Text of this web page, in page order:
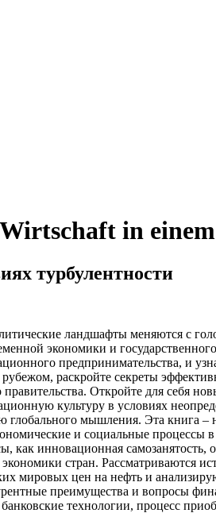
in
турбулентности
ландшафты меняются с
экономики и
предпринимательства, и
раскройте секреты
Откройте для себя
культуру в условиях
мышления. Эта книга –
и социальные
как инновационная
стран. Рассматриваются
мировых цен на нефть и
преимущества и вопросы
технологии, процесс